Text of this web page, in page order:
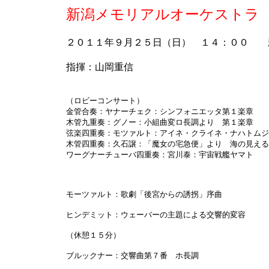
新潟メモリアルオーケスト
２０１１年９月２５日（日） １４：００
指揮：山岡重信
（ロビーコンサート）
金管合奏：ヤナーチェク：シンフォニエッタ第１楽章
木管九重奏：グノー：小組曲変ロ長調より 第１楽章
弦楽四重奏：モツァルト：アイネ・クライネ・ナハトム
木管四重奏：久石譲：「魔女の宅急便」より 海の見え
ワーグナーチューバ四重奏：宮川泰：宇宙戦艦ヤマト
モーツァルト：歌劇「後宮からの誘拐」序曲
ヒンデミット：ウェーバーの主題による交響的変容
（休憩１５分）
ブルックナー：交響曲第７番 ホ長調